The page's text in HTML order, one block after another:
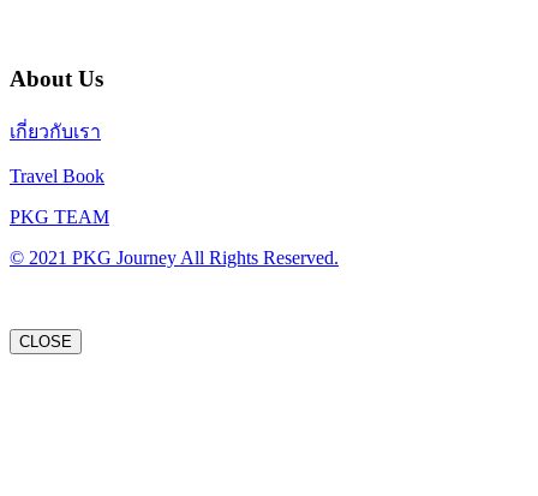
About Us
เกี่ยวกับเรา
Travel Book
PKG TEAM
© 2021 PKG Journey All Rights Reserved.
CLOSE